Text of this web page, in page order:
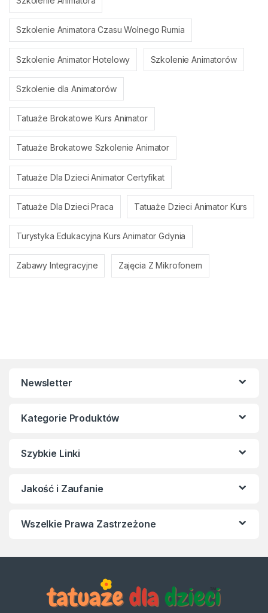
Szkolenie Animatora Czasu Wolnego Rumia
Szkolenie Animator Hotelowy Szkolenie Animatorów
Szkolenie dla Animatorów
Tatuaże Brokatowe Kurs Animator
Tatuaże Brokatowe Szkolenie Animator
Tatuaże Dla Dzieci Animator Certyfikat
Tatuaże Dla Dzieci Praca Tatuaże Dzieci Animator Kurs
Turystyka Edukacyjna Kurs Animator Gdynia
Zabawy Integracyjne Zajęcia Z Mikrofonem
Newsletter
Kategorie Produktów
Szybkie Linki
Jakość i Zaufanie
Wszelkie Prawa Zastrzeżone